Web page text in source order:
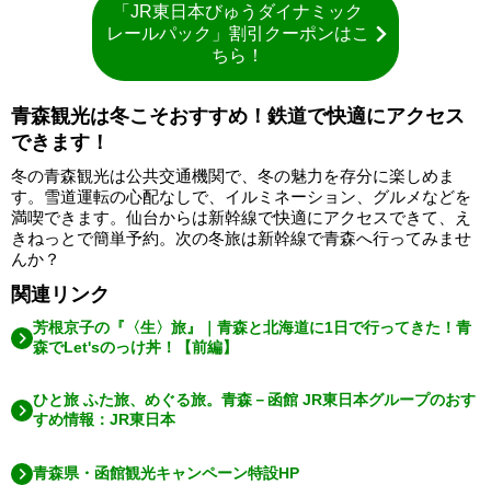
「JR東日本びゅうダイナミック
レールパック」割引クーポンはこ
ちら！
青森観光は冬こそおすすめ！鉄道で快適にアクセス
できます！
冬の青森観光は公共交通機関で、冬の魅力を存分に楽しめま
す。雪道運転の心配なしで、イルミネーション、グルメなどを
満喫できます。仙台からは新幹線で快適にアクセスできて、え
きねっとで簡単予約。次の冬旅は新幹線で青森へ行ってみませ
んか？
関連リンク
芳根京子の『〈生〉旅』｜青森と北海道に1日で行ってきた！青
森でLet'sのっけ丼！【前編】
ひと旅 ふた旅、めぐる旅。青森－函館 JR東日本グループのおす
すめ情報：JR東日本
青森県・函館観光キャンペーン特設HP